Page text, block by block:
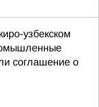
узбекском
соглашение о